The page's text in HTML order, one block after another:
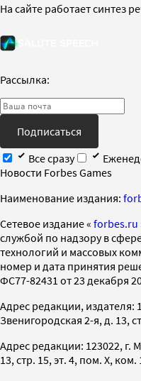
На сайте работает синтез
Рассылка:
Подписаться
Все сразу
Новости Forbes Games
Наименование издания:
Cетевое издание « forbes.ru
службой по надзору в
технологий и массовых
номер и дата принятия
ФС77-82431 от 23 декабря
Адрес редакции, издателя:
Звенигородская 2-я, д. 13,
Адрес редакции: 123022, г.
13, стр. 15, эт. 4, пом. X, ком.